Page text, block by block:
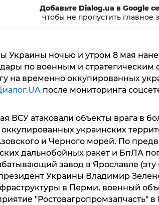
Добавьте Dialog.ua в Google
чтобы не пропустить главное
Украины ночью и утром 8 мая
по военным и стратегическим
на временно оккупированных
после мониторинга
ВСУ атаковали объекты врага в
украинских
и Черного морей. По
дальнобойных ракет и БпЛА
завод в Ярославле
Украины Владимир
в Перми, военный
"Ростовагропромзапчасть"